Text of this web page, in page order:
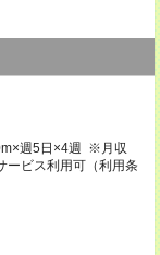
週5日×4週 ※月収
ビス利用可（利用条